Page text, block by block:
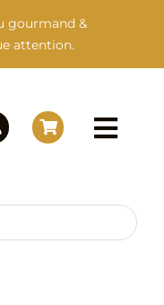
gourmand &
attention.